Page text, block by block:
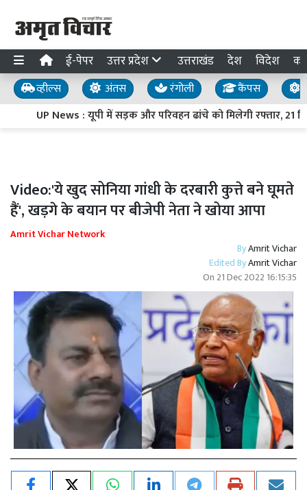
ई-पेपर उत्तर प्रदेश उत्तराखंड देश विदेश
व्हील्स अंतस रंगोली कैंपस
UP News : यूपी में सड़क और परिवहन ढांचे को मिलेगी रफ्तार, 21
Video:'ये खुद सोनिया गांधी के दरबारी कुत्ते बने घूमते
हैं', खड़गे के बयान पर बीजेपी नेता ने खोया आपा
Amrit Vichar Network
ByAmrit Vichar
Edited ByAmrit Vichar
On 21 Dec 2022 16:15:35